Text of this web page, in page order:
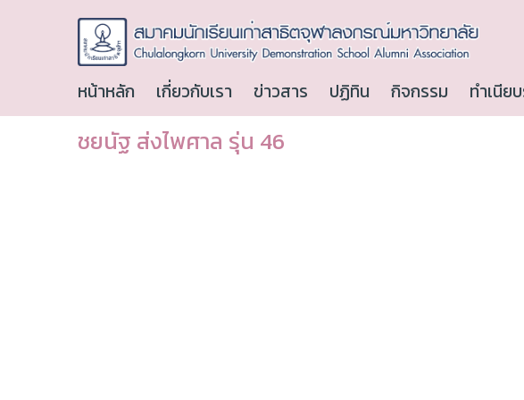
หน้าหลัก เกี่ยวกับเรา ข่าวสาร ปฏิทิน กิจกรรม ทำเนีย
ชยนัฐ ส่งไพศาล รุ่น 46